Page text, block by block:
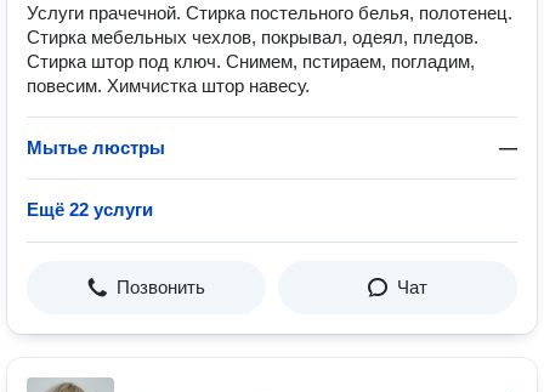
Услуги прачечной. Стирка постельного белья, полотенец.
Стирка мебельных чехлов, покрывал, одеял, пледов.
Стирка штор под ключ. Снимем, пстираем, погладим,
повесим. Химчистка штор навесу.
Мытье люстры —
Ещё 22 услуги
Позвонить Чат